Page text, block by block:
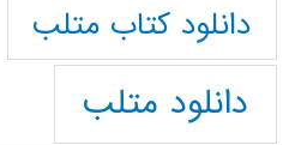
دانلود كتاب متلب
دانلود متلب